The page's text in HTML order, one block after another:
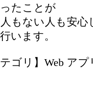
たことが
もない人も安心
います。
テゴリ】Web アプ